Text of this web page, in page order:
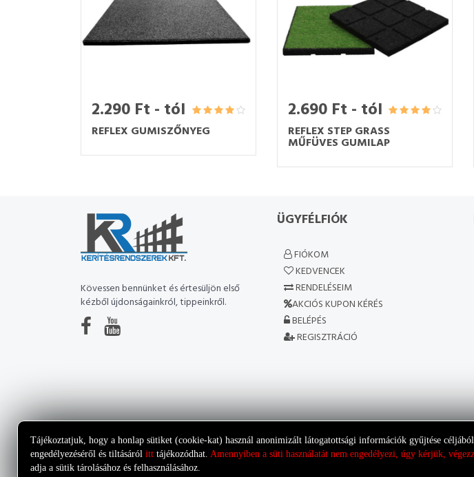
2.290 Ft - tól
REFLEX GUMISZŐNYEG
2.690 Ft - tól
REFLEX STEP GRASS
MŰFÜVES GUMILAP
Kövessen bennünket és értesüljön első
kézből újdonságainkról, tippeinkről.
ÜGYFÉLFIÓK
FIÓKOM
KEDVENCEK
RENDELÉSEIM
AKCIÓS KUPON KÉRÉS
BELÉPÉS
REGISZTRÁCIÓ
Tájékoztatjuk, hogy a honlap sütiket (cookie-kat) használ anonimizált látogatottsági információk gyűjtése
engedélyezéséről és tiltásáról itt tájékozódhat. Amennyiben a süti használatát nem engedélyezi, úgy kérjük,
adja a sütik tárolásához és felhasználásához.